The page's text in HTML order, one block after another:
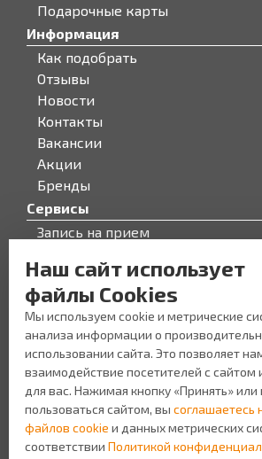
Подарочные карты
Информация
Как подобрать
Отзывы
Новости
Контакты
Вакансии
Акции
Бренды
Сервисы
Запись на прием
О компании
О компании
Персонал
Новости
Прайс-лист на услуги
Уголок потребителя
Наш сайт использует
файлы Cookies
Мы используем cookie и метрические
анализа информации о
использовании сайта. Это позволяет
взаимодействие посетителей с сайтом
для вас. Нажимая кнопку «Принять»
пользоваться сайтом, вы соглашаетесь
файлов cookie и данных метрических
соответствии Политикой